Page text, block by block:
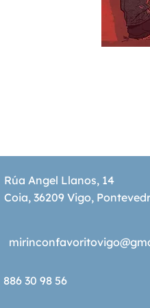
Rúa Angel Llanos, 14
Coia, 36209 Vigo,
886 30 98 56